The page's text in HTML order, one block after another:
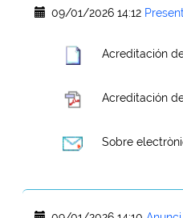
09/01/2026 14:12
Acreditación
Acreditación
Sobre